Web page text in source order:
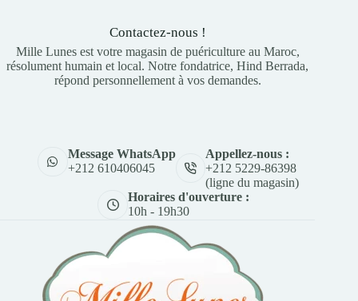
Contactez-nous !
Mille Lunes est votre magasin de puériculture au Maroc,
résolument humain et local. Notre fondatrice, Hind Berrada,
répond personnellement à vos demandes.
Message WhatsApp
+212 610406045
Appellez-nous :
+212 5229-86398
(ligne du magasin)
Horaires d'ouverture :
10h - 19h30